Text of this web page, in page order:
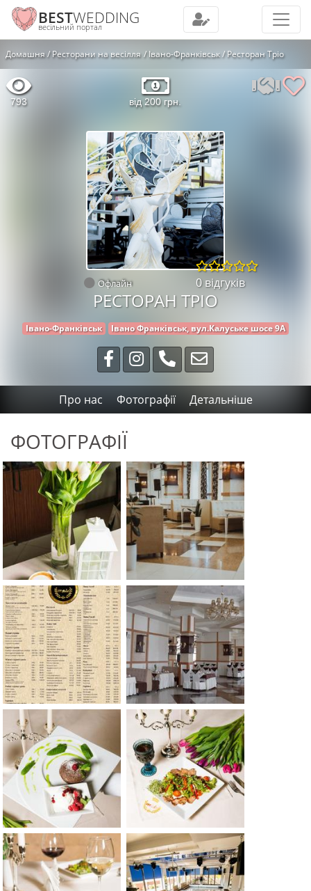
BESTWEDDING
весільний портал
Домашня Ресторани на весілля Івано-Франківськ Ресторан Тріо
793 від 200 грн.
Офлайн 0 відгуків
РЕСТОРАН ТРІО
Івано-Франківськ Івано Франківськ, вул.Калуське шосе 9А
Про нас Фотографії Детальніше
ФОТОГРАФІЇ